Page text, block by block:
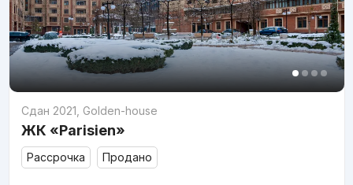
Сдан 2021 Golden-house
ЖК «Parisien»
Рассрочка Продано